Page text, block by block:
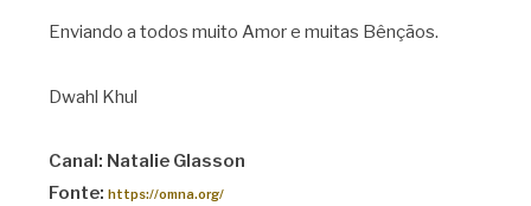
Enviando a todos muito Amor e muitas Bênçãos.
Dwahl Khul
Canal: Natalie Glasson
Fonte: https://omna.org/